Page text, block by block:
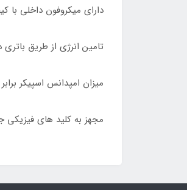
دارای میکروفون داخلی با
تامین انرژی از طریق باتری داخلی
میزان امپدانس اسپیکر برابر با 32 اهم و امپدانس میکروفون 2.2
مجهز به کلید های